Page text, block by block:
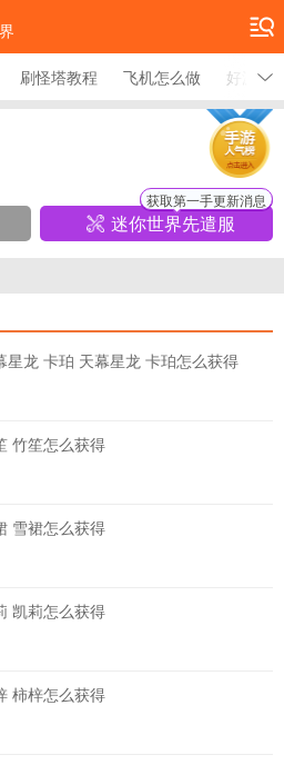
刷怪塔教程 飞机怎么做 好游快
迷你世界先遣服
获取第一手更新消息
星龙 卡珀 天幕星龙 卡珀怎么获得
竹笙怎么获得
雪裙怎么获得
凯莉怎么获得
柿梓怎么获得